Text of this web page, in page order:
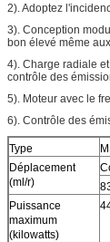
2). Adoptez
3). Conception
bon élevé même
4). Charge radiale
contrôle des
5). Moteur avec le
6). Contrôle des
Type
Déplacement
(ml/r)
Puissance
maximum
(kilowatts)